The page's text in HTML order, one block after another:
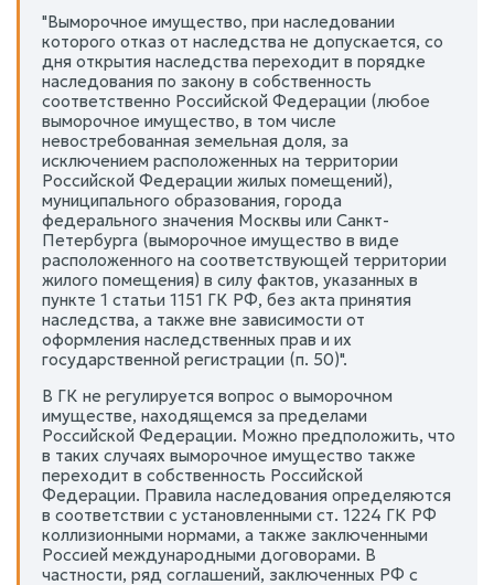
"Выморочное имущество, при наследовании
которого отказ от наследства не допускается, со
дня открытия наследства переходит в порядке
наследования по закону в собственность
соответственно Российской Федерации (любое
выморочное имущество, в том числе
невостребованная земельная доля, за
исключением расположенных на территории
Российской Федерации жилых помещений),
муниципального образования, города
федерального значения Москвы или Санкт-
Петербурга (выморочное имущество в виде
расположенного на соответствующей территории
жилого помещения) в силу фактов, указанных в
пункте 1 статьи 1151 ГК РФ, без акта принятия
наследства, а также вне зависимости от
оформления наследственных прав и их
государственной регистрации (п. 50)".
В ГК не регулируется вопрос о выморочном
имуществе, находящемся за пределами
Российской Федерации. Можно предположить, что
в таких случаях выморочное имущество также
переходит в собственность Российской
Федерации. Правила наследования определяются
в соответствии с установленными ст. 1224 ГК РФ
коллизионными нормами, а также заключенными
Россией международными договорами. В
частности, ряд соглашений, заключенных РФ с